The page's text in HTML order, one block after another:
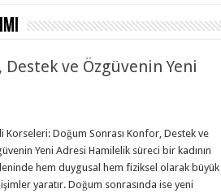
ve Özgüvenin Yeni
Korseleri: Doğum Sonrası Konfor, Destek ve
Yeni Adresi Hamilelik süreci bir kadının
hem duygusal hem fiziksel olarak büyük
yaratır. Doğum sonrasında ise yeni